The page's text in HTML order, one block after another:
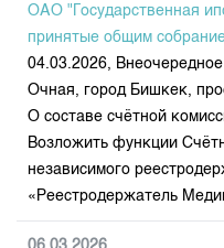
ОАО "Государственная
принятые общим
04.03.2026,
Очная, город Бишкек,
О составе счётной
Возложить функции
независимого
«Реестродержатель